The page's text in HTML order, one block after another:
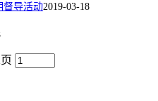
导活动2019-03-18